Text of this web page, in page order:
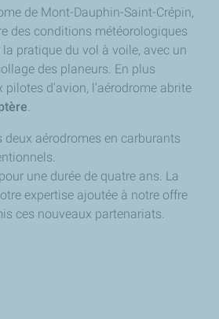
de Mont-Dauphin-Saint-Crépin,
des conditions météorologiques
pratique du vol à voile, avec un
des planeurs. En plus
pilotes d'avion, l'aérodrome abrite
.
aérodromes en carburants
une durée de quatre ans. La
expertise ajoutée à notre offre
ces nouveaux partenariats.